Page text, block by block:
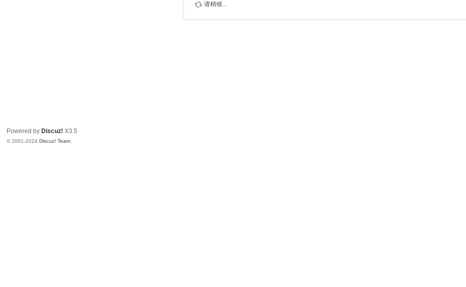
请稍候...
Powered by Discuz! X3.5
© 2001-2024Discuz! Team